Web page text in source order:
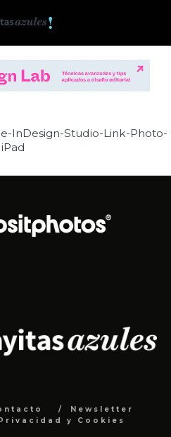
InDesign-Studio-Link-Photo-
iPad
Newsletter
y Cookies